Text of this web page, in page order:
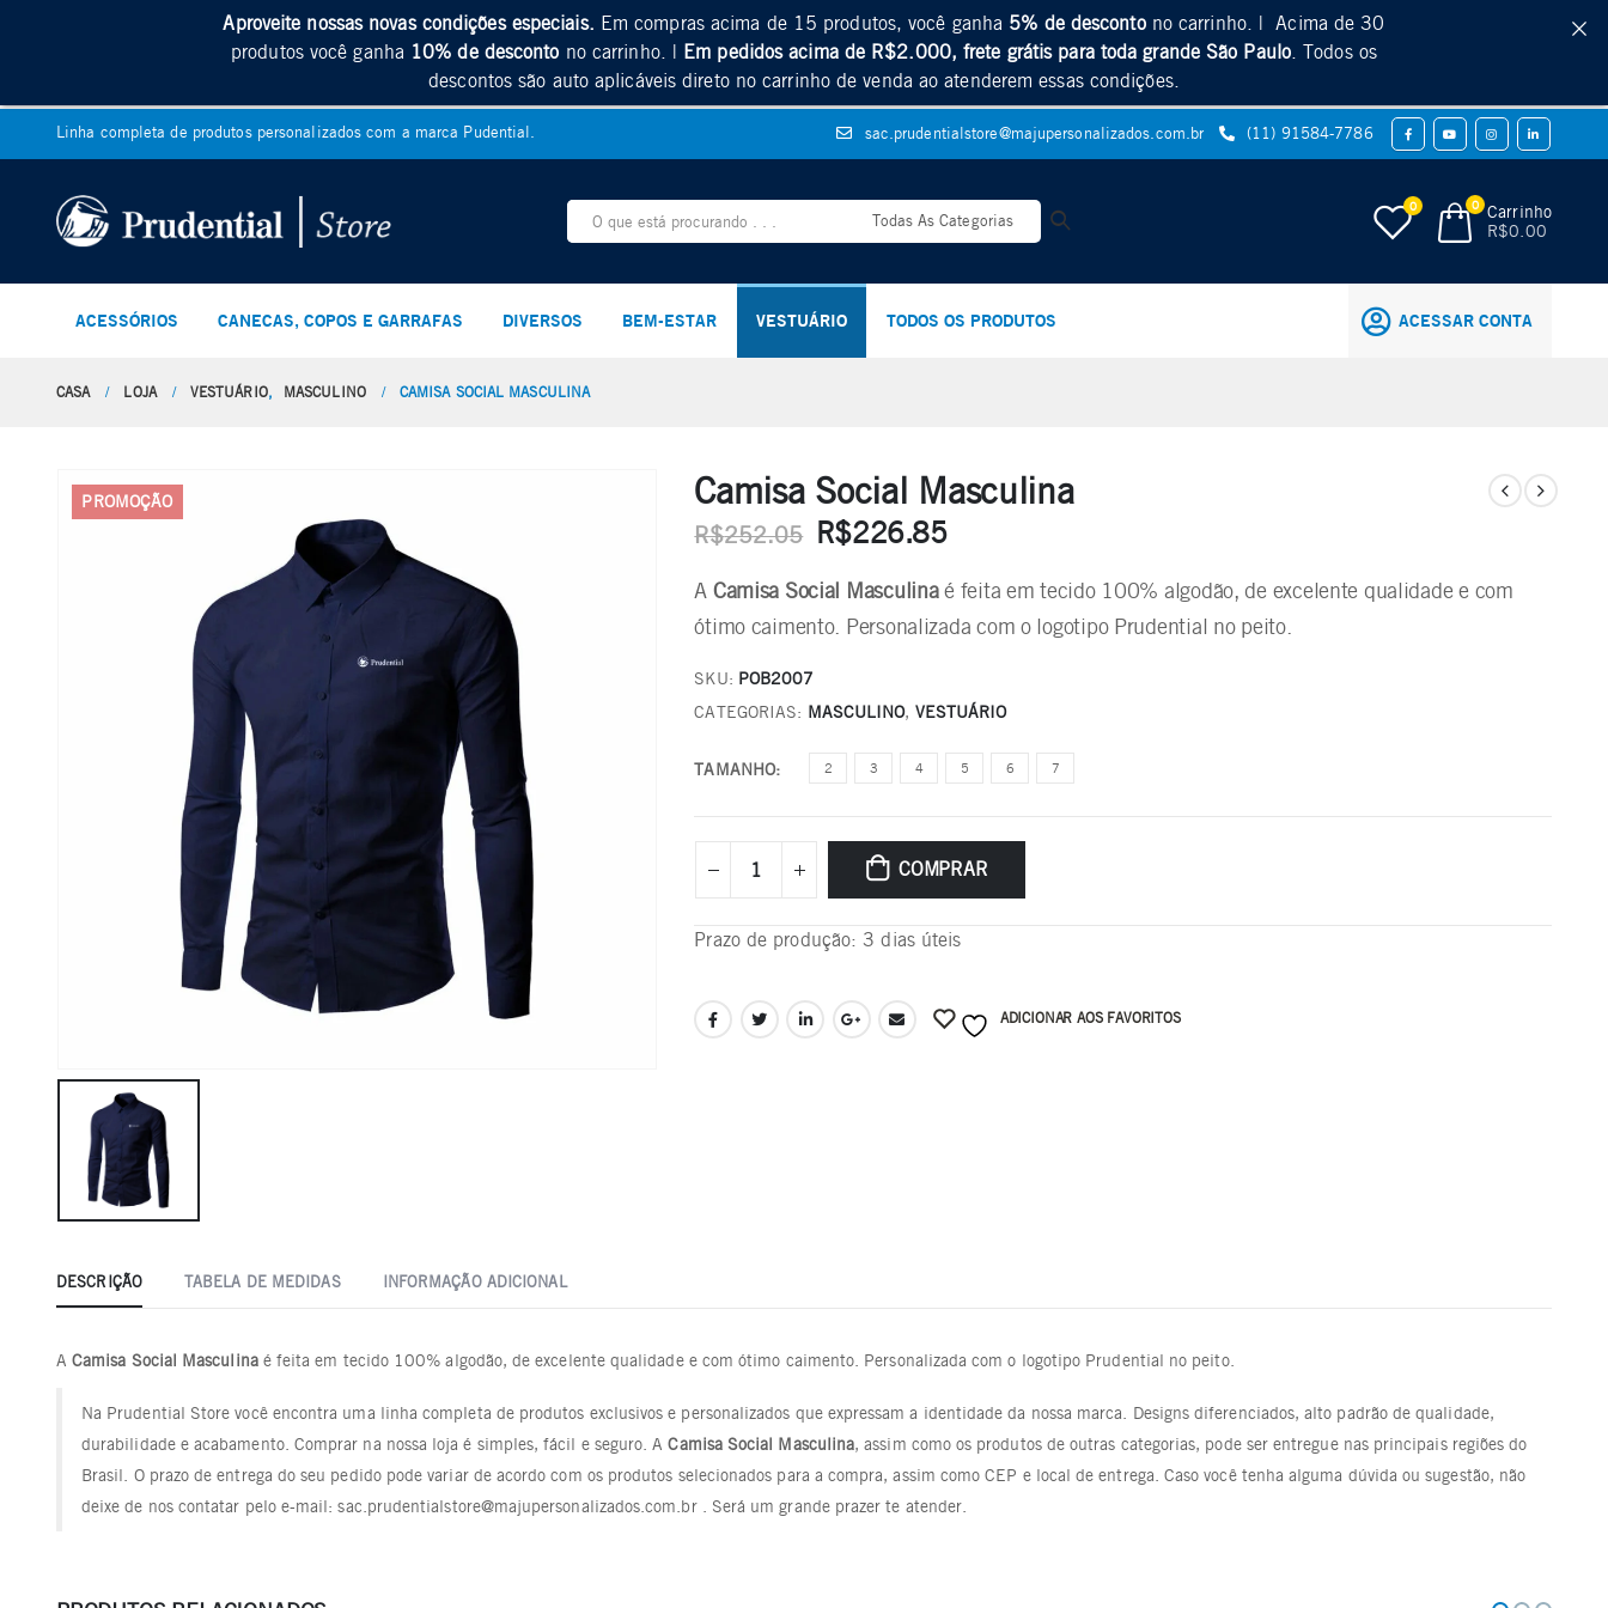
Linha completa de produtos personalizados com a marca Pudential. sac.prudentialstore@majupersonalizados.com.br (11) 91584-7786
Todas As Categorias
0 0 Carrinho
R$0.00
ACESSÓRIOS CANECAS, COPOS E GARRAFAS DIVERSOS BEM-ESTAR VESTUÁRIO TODOS OS PRODUTOS ACESSAR CONTA
CASA LOJA VESTUÁRIO, MASCULINO CAMISA SOCIAL MASCULINA
PROMOÇÃO Camisa Social Masculina
R$252.05 R$226.85
A Camisa Social Masculinaé feita em tecido 100% algodão, de excelente qualidade e com
ótimo caimento. Personalizada com o logotipo Prudential no peito.
SKU: POB2007
CATEGORIAS: MASCULINO, VESTUÁRIO
TAMANHO 2 3 4 5 6 7
COMPRAR
Prazo de produção: 3 dias úteis
ADICIONAR AOS FAVORITOS
DESCRIÇÃO TABELA DE MEDIDAS INFORMAÇÃO ADICIONAL
ACamisa Social Masculinaé feita em tecido 100% algodão, de excelente qualidade e com ótimo caimento. Personalizada com o logotipo Prudential no peito.
Na Prudential Store você encontra uma linha completa de produtos exclusivos e personalizados que expressam a identidade da nossa marca. Designs diferenciados, alto padrão de qualidade,
durabilidade e acabamento. Comprar na nossa loja é simples, fácil e seguro. ACamisa Social Masculina, assim como os produtos de outras categorias, pode ser entregue nas principais regiões do
Brasil. O prazo de entrega do seu pedido pode variar de acordo com os produtos selecionados para a compra, assim como CEP e local de entrega. Caso você tenha alguma dúvida ou sugestão, não
deixe de nos contatar pelo e-mail: sac.prudentialstore@majupersonalizados.com.br . Será um grande prazer te atender.
Aproveite nossas novas condições especiais. Em compras acima de 15 produtos, você ganha 5% de desconto no carrinho. | Acima de 30
produtos você ganha 10% de desconto no carrinho. | Em pedidos acima de R$2.000, frete grátis para toda grande São Paulo. Todos os
descontos são auto aplicáveis direto no carrinho de venda ao atenderem essas condições.